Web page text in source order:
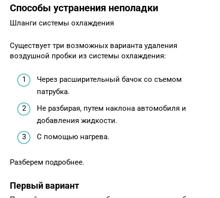
Способы устранения неполадки
Шланги системы охлаждения
Существует три возможных варианта удаления
воздушной пробки из системы охлаждения:
Через расширительный бачок со съемом
патрубка.
Не разбирая, путем наклона автомобиля и
добавления жидкости.
С помощью нагрева.
Разберем подробнее.
Первый вариант